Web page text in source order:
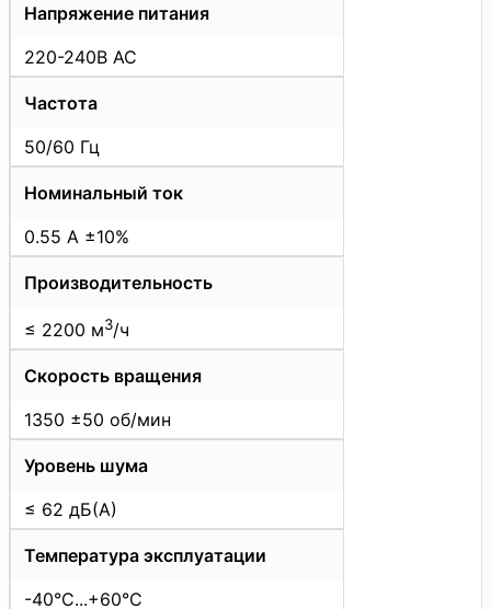
Напряжение питания
220-240В AC
Частота
50/60 Гц
Номинальный ток
0.55 А ±10%
Производительность
≤ 2200 м3/ч
Скорость вращения
1350 ±50 об/мин
Уровень шума
≤ 62 дБ(А)
Температура эксплуатации
-40°C...+60°C